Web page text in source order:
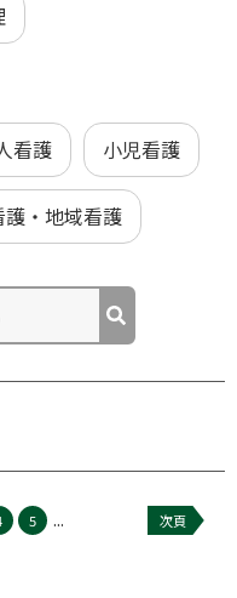
看護 小児看護
・地域看護
5 ... 次頁